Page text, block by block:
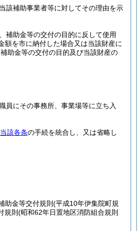
該補助事業者等に対してその理由を示
補助金等の交付の目的に反して使用
額を市に納付した場合又は当該財産に
助金等の交付の目的及び当該財産の
員にその事務所、事業場等に立ち入
当該各条の手続を統合し、又は省略し
助金等交付規則 (平成10年伊集院町規
規則 (昭和62年日置地区消防組合規則